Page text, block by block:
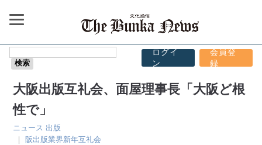
ログイ
ン
会員登
録
大阪出版互礼会、面屋理事長「大阪ど根
性で」
ニュース 出版
｜阪出版業界新年互礼会